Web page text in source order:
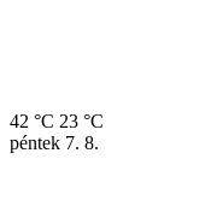
42 °C 23 °C
péntek 7. 8.